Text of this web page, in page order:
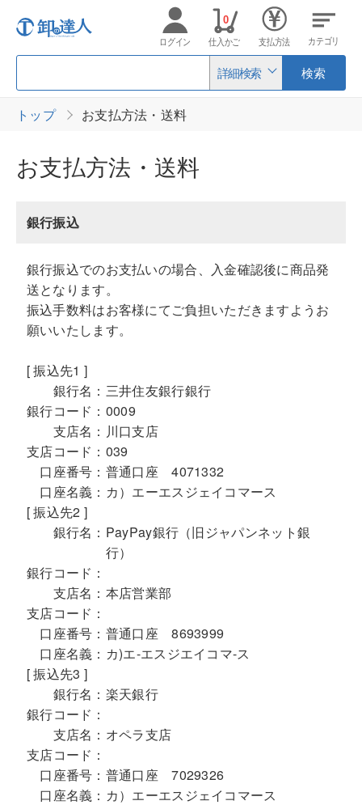
詳細検索 検索
ログイン 仕入かご
0
支払方法 カテゴリ
トップ お支払方法・送料
お支払方法・送料
銀行振込
銀行振込でのお支払いの場合、入金確認後に商品発
送となります。
振込手数料はお客様にてご負担いただきますようお
願いいたします。
[ 振込先1 ]
銀行名： 三井住友銀行銀行
銀行コード： 0009
支店名： 川口支店
支店コード： 039
口座番号： 普通口座 4071332
口座名義： カ）エーエスジェイコマース
[ 振込先2 ]
銀行名： PayPay銀行（旧ジャパンネット銀
行）
銀行コード：
支店名： 本店営業部
支店コード：
口座番号： 普通口座 8693999
口座名義： カ)エ-エスジエイコマ-ス
[ 振込先3 ]
銀行名： 楽天銀行
銀行コード：
支店名： オペラ支店
支店コード：
口座番号： 普通口座 7029326
口座名義： カ）エーエスジェイコマース